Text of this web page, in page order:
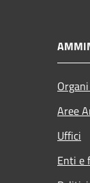
Aree
Uffici
Enti e